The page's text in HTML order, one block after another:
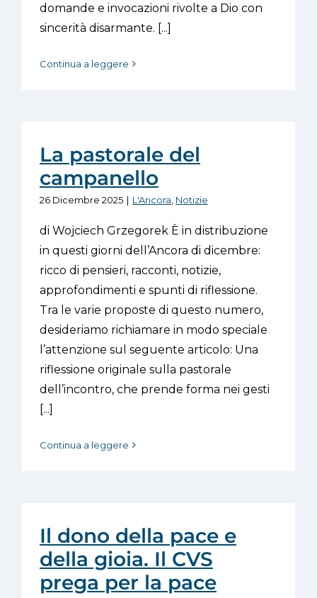
domande e invocazioni rivolte a Dio con
sincerità disarmante. [...]
Continua a leggere
La pastorale del
campanello
26 Dicembre 2025 | L'Ancora, Notizie
di Wojciech Grzegorek È in distribuzione
in questi giorni dell’Ancora di dicembre:
ricco di pensieri, racconti, notizie,
approfondimenti e spunti di riflessione.
Tra le varie proposte di questo numero,
desideriamo richiamare in modo speciale
l’attenzione sul seguente articolo: Una
riflessione originale sulla pastorale
dell’incontro, che prende forma nei gesti
[...]
Continua a leggere
Il dono della pace e
della gioia. Il CVS
prega per la pace